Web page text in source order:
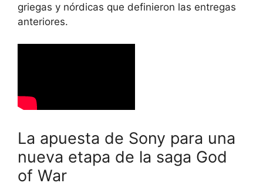
griegas y nórdicas que definieron las entregas
anteriores.
La apuesta de Sony para una
nueva etapa de la saga God
of War